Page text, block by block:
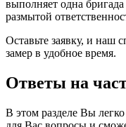
выполняет одна
размытой
Оставьте заявку, и наш
замер в удобное время.
Ответы на
В этом разделе Вы